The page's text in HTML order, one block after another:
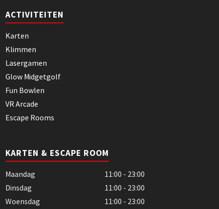
ACTIVITEITEN
Karten
Klimmen
Lasergamen
Glow Midgetgolf
Fun Bowlen
VR Arcade
Escape Rooms
KARTEN & ESCAPE ROOM
Maandag
11:00 - 23:00
Dinsdag
11:00 - 23:00
Woensdag
11:00 - 23:00